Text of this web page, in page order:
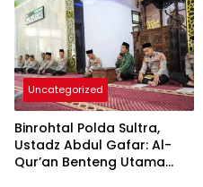
Uncategorized
Binrohtal Polda Sultra,
Ustadz Abdul Gafar: Al-
Qur’an Benteng Utama